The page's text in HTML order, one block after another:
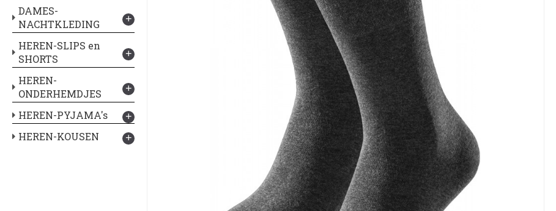
DAMES-
NACHTKLEDING
+
HEREN-SLIPS en
SHORTS
+
HEREN-
ONDERHEMDJES
+
HEREN-PYJAMA's +
HEREN-KOUSEN +